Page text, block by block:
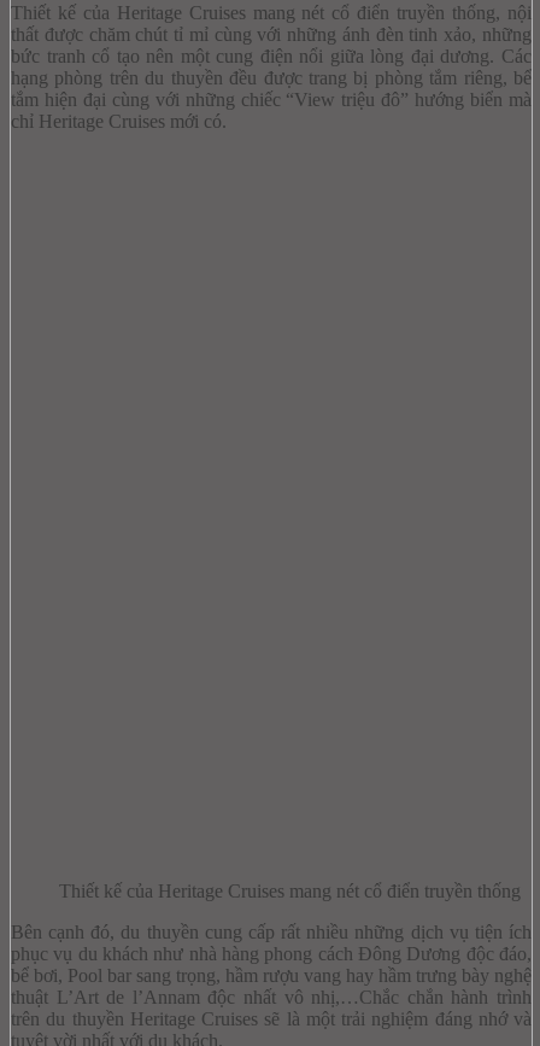
Thiết kế của Heritage Cruises mang nét cổ điển truyền thống, nội
thất được chăm chút tỉ mỉ cùng với những ánh đèn tinh xảo, những
bức tranh cổ tạo nên một cung điện nổi giữa lòng đại dương. Các
hạng phòng trên du thuyền đều được trang bị phòng tắm riêng, bể
tắm hiện đại cùng với những chiếc “View triệu đô” hướng biển mà
chỉ Heritage Cruises mới có.
Thiết kế của Heritage Cruises mang nét cổ điển truyền thống
Bên cạnh đó, du thuyền cung cấp rất nhiều những dịch vụ tiện ích
phục vụ du khách như nhà hàng phong cách Đông Dương độc đáo,
bể bơi, Pool bar sang trọng, hầm rượu vang hay hầm trưng bày nghệ
thuật L’Art de l’Annam độc nhất vô nhị,…Chắc chắn hành trình
trên du thuyền Heritage Cruises sẽ là một trải nghiệm đáng nhớ và
tuyệt vời nhất với du khách.